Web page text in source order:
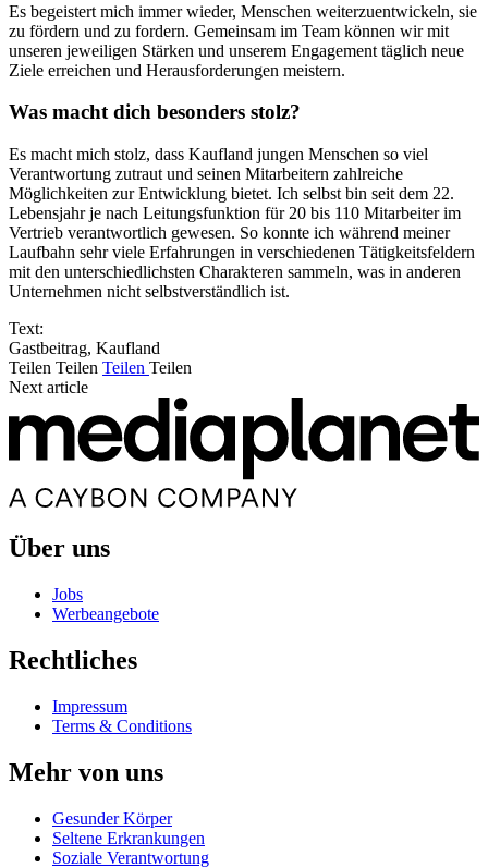
Es begeistert mich immer wieder, Menschen weiterzuentwickeln, sie
zu fördern und zu fordern. Gemeinsam im Team können wir mit
unseren jeweiligen Stärken und unserem Engagement täglich neue
Ziele erreichen und Herausforderungen meistern.
Was macht dich besonders stolz?
Es macht mich stolz, dass Kaufland jungen Menschen so viel
Verantwortung zutraut und seinen Mitarbeitern zahlreiche
Möglichkeiten zur Entwicklung bietet. Ich selbst bin seit dem 22.
Lebensjahr je nach Leitungsfunktion für 20 bis 110 Mitarbeiter im
Vertrieb verantwortlich gewesen. So konnte ich während meiner
Laufbahn sehr viele Erfahrungen in verschiedenen Tätigkeitsfeldern
mit den unterschiedlichsten Charakteren sammeln, was in anderen
Unternehmen nicht selbstverständlich ist.
Text:
Gastbeitrag, Kaufland
Teilen Teilen Teilen Teilen
Next article
Über uns
Jobs
Werbeangebote
Rechtliches
Impressum
Terms & Conditions
Mehr von uns
Gesunder Körper
Seltene Erkrankungen
Soziale Verantwortung